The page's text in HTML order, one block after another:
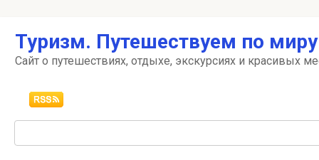
контенту
Туризм. Путешествуем по
Сайт о путешествиях, отдыхе, экскурсиях и красивых